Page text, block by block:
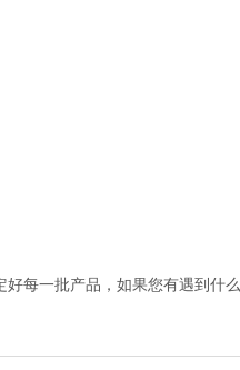
每一批产品，如果您有遇到什么